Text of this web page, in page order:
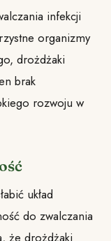
infekcji
organizmy
drożdżaki
brak
rozwoju w
układ
do zwalczania